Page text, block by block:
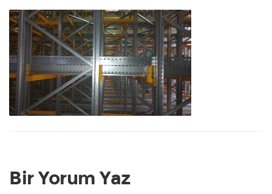
Bir Yorum Yaz